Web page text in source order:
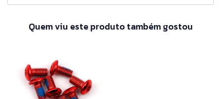
Quem viu este produto também gostou